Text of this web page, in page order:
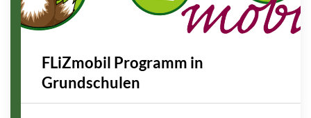
FLiZmobil Programm in
Grundschulen